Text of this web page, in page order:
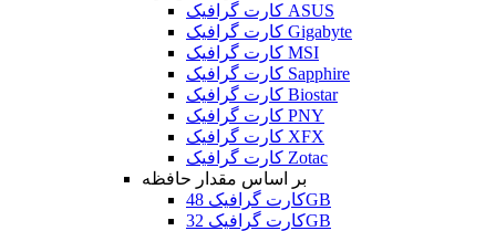
کارت گرافیک ASUS
کارت گرافیک Gigabyte
کارت گرافیک MSI
کارت گرافیک Sapphire
کارت گرافیک Biostar
کارت گرافیک PNY
کارت گرافیک XFX
کارت گرافیک Zotac
بر اساس مقدار حافظه
کارت گرافیک 48GB
کارت گرافیک 32GB